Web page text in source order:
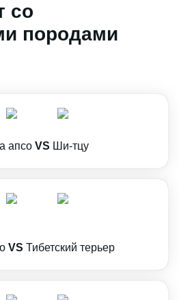
со
породами
апсо VS Ши-тцу
VS Тибетский терьер